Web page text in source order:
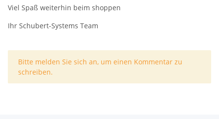
Viel Spaß weiterhin beim shoppen
Ihr Schubert-Systems Team
x
Bitte melden Sie sich an, um einen Kommentar zu
schreiben.